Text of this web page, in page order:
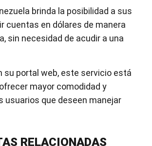
brinda la posibilidad a sus
cuentas en dólares de manera
sin necesidad de acudir a una
su portal web, este servicio está
mayor comodidad y
usuarios que deseen manejar
RELACIONADAS